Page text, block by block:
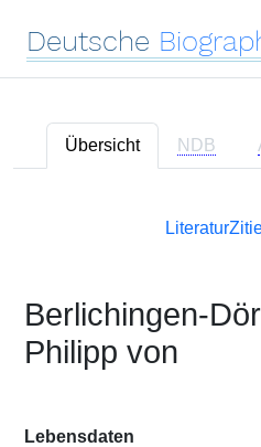
Deutsche
Übersicht NDB
Literatur
Berlichingen-
Philipp von
Lebensdaten